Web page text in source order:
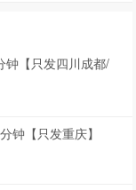
钟【只发四川成都/
钟【只发重庆】